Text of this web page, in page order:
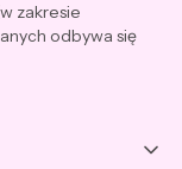
zakresie
odbywa się